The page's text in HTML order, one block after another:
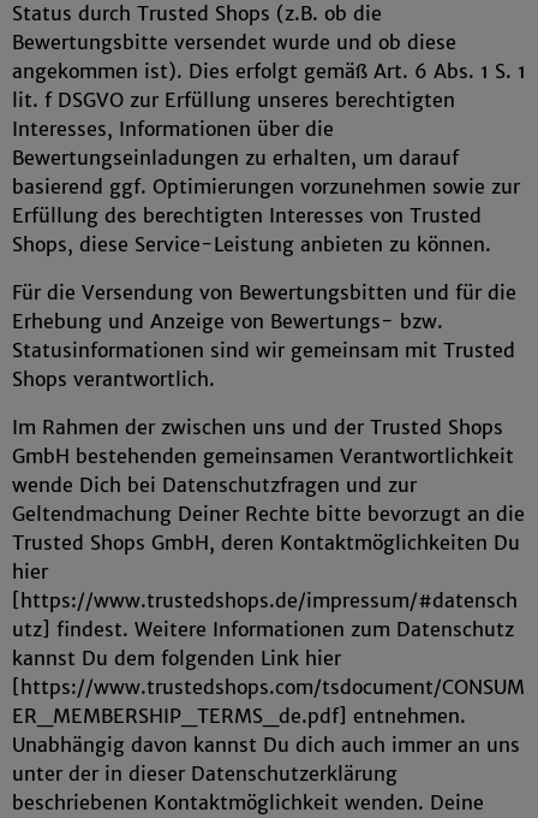
Status durch Trusted Shops (z.B. ob die
Bewertungsbitte versendet wurde und ob diese
angekommen ist). Dies erfolgt gemäß Art. 6 Abs. 1 S. 1
lit. f DSGVO zur Erfüllung unseres berechtigten
Interesses, Informationen über die
Bewertungseinladungen zu erhalten, um darauf
basierend ggf. Optimierungen vorzunehmen sowie zur
Erfüllung des berechtigten Interesses von Trusted
Shops, diese Service-Leistung anbieten zu können.
Für die Versendung von Bewertungsbitten und für die
Erhebung und Anzeige von Bewertungs- bzw.
Statusinformationen sind wir gemeinsam mit Trusted
Shops verantwortlich.
Im Rahmen der zwischen uns und der Trusted Shops
GmbH bestehenden gemeinsamen Verantwortlichkeit
wende Dich bei Datenschutzfragen und zur
Geltendmachung Deiner Rechte bitte bevorzugt an die
Trusted Shops GmbH, deren Kontaktmöglichkeiten Du
hier
[https://www.trustedshops.de/impressum/#datensch
utz] findest. Weitere Informationen zum Datenschutz
kannst Du dem folgenden Link hier
[https://www.trustedshops.com/tsdocument/CONSUM
ER_MEMBERSHIP_TERMS_de.pdf] entnehmen.
Unabhängig davon kannst Du dich auch immer an uns
unter der in dieser Datenschutzerklärung
beschriebenen Kontaktmöglichkeit wenden. Deine